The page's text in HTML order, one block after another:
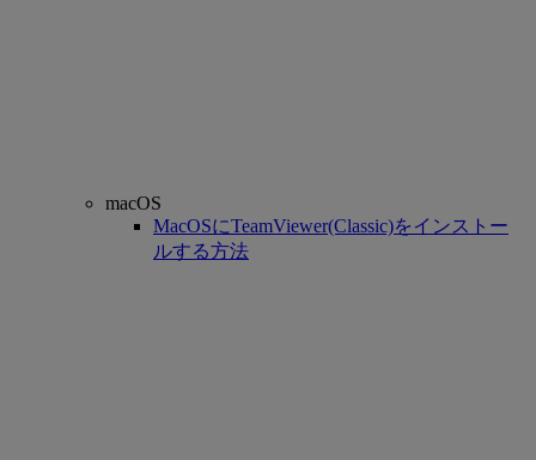
macOS
MacOSにTeamViewer(Classic)をインストー
ルする方法